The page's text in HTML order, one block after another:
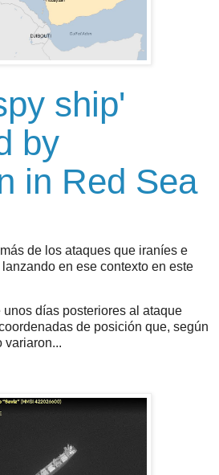
ship'
by
in Red Sea
de los ataques que iraníes e
en ese contexto en este
unos días posteriores al ataque
de posición que, según
variaron...